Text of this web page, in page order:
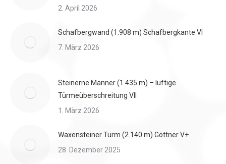
2. April 2026
Schafbergwand (1.908 m) Schafbergkante VI
7. März 2026
Steinerne Männer (1.435 m) – luftige
Türmeüberschreitung VII
1. März 2026
Waxensteiner Turm (2.140 m) Göttner V+
28. Dezember 2025